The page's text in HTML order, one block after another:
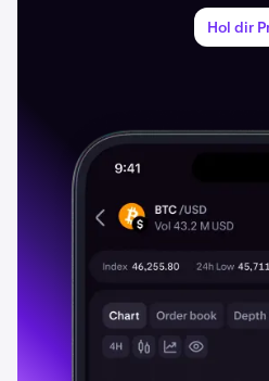
Hol dir